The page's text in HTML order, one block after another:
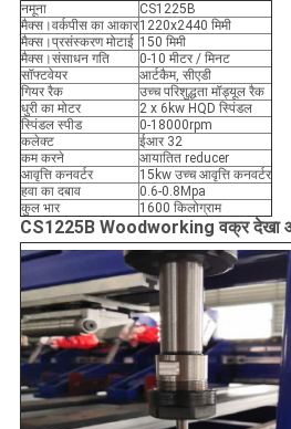
नमूना
CS1225B
मैक्स।वर्कपीस का आकार1220x2440 मिमी
मैक्स।प्रसंस्करण मोटाई 150 मिमी
मैक्स।संसाधन गति
0-10 मीटर / मिनट
सॉफ्टवेयर
आर्टकैम, सीएडी
गियर रैक
उच्च परिशुद्धता मॉड्यूल रैक
धुरी का मोटर
2 x 6kw HQD स्पिंडल
स्पिंडल स्पीड
0-18000rpm
कलेक्ट
ईआर 32
कम करने
आयातित reducer
आवृत्ति कनवर्टर
15kw उच्च आवृत्ति कनवर्टर
हवा का दबाव
0.6-0.8Mpa
कुल भार
1600 किलोग्राम
CS1225B Woodworking वक्र देखा